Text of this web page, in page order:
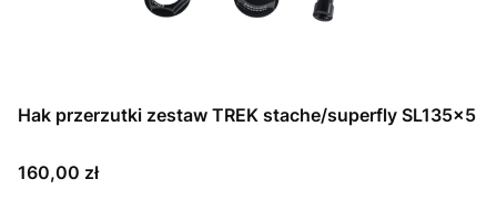
Hak przerzutki zestaw TREK stache/superfly SL135x5
Cena
160,00 zł